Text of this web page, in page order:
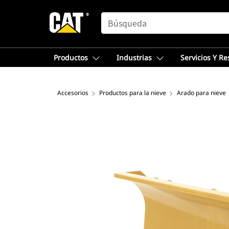
SEARCH
Productos Industrias Servicios Y
Accesorios Productos para la nieve Arado para nieve